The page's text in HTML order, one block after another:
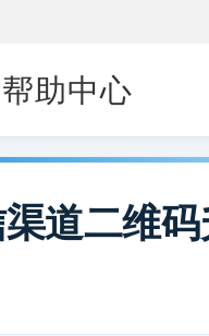
帮助中心
道二维